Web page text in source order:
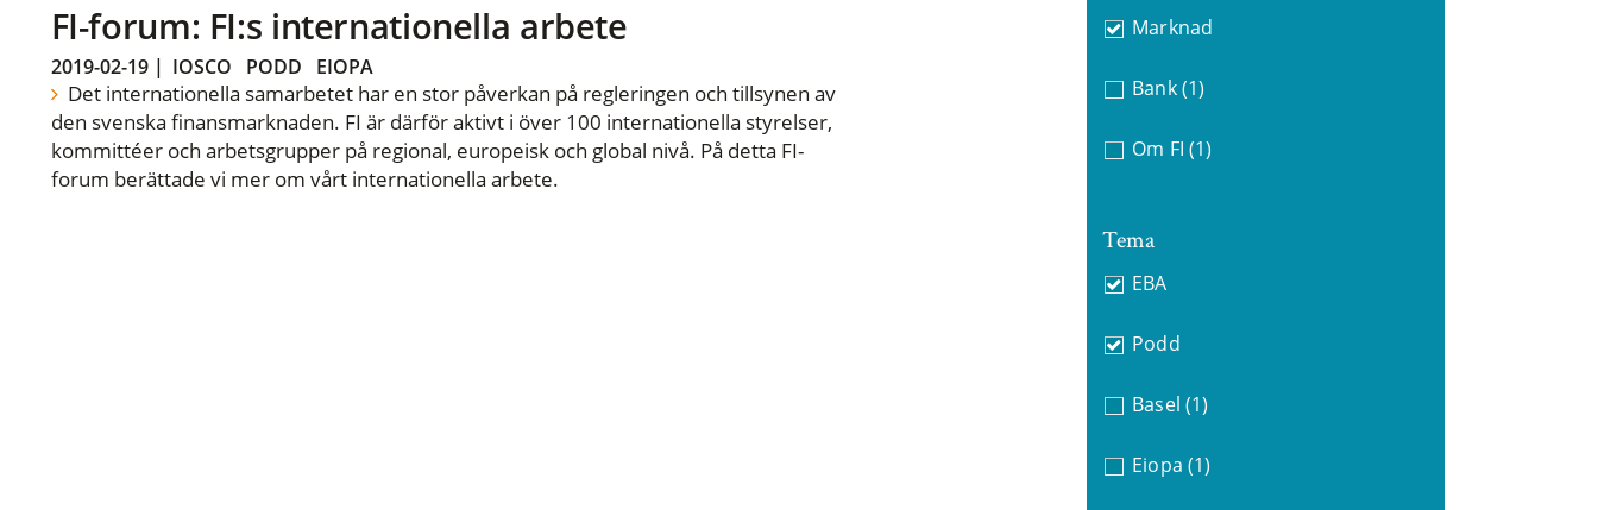
FI-forum: FI:s internationella arbete
2019-02-19| IOSCO PODD EIOPA
Det internationella samarbetet har en stor påverkan på regleringen och tillsynen av
den svenska finansmarknaden. FI är därför aktivt i över 100 internationella styrelser,
kommittéer och arbetsgrupper på regional, europeisk och global nivå. På detta FI-
forum berättade vi mer om vårt internationella arbete.
Marknad
Bank (1)
Om FI (1)
Tema
EBA
Podd
Basel (1)
Eiopa (1)